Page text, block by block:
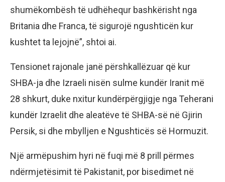
shumëkombësh të udhëhequr bashkërisht nga
Britania dhe Franca, të sigurojë ngushticën kur
kushtet ta lejojnë”, shtoi ai.
Tensionet rajonale janë përshkallëzuar që kur
SHBA-ja dhe Izraeli nisën sulme kundër Iranit më
28 shkurt, duke nxitur kundërpërgjigje nga Teherani
kundër Izraelit dhe aleatëve të SHBA-së në Gjirin
Persik, si dhe mbylljen e Ngushticës së Hormuzit.
Një armëpushim hyri në fuqi më 8 prill përmes
ndërmjetësimit të Pakistanit, por bisedimet në